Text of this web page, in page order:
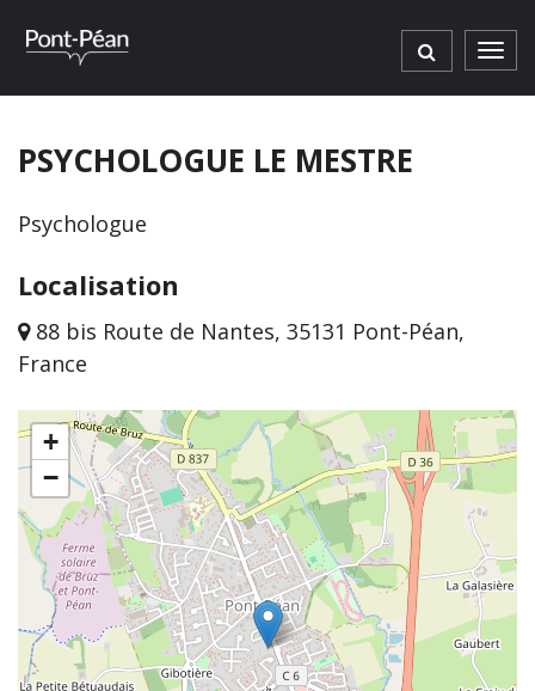
PSYCHOLOGUE LE MESTRE
Psychologue
Localisation
88 bis Route de Nantes, 35131 Pont-Péan,
France
+
−